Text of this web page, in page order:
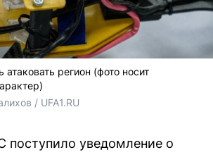
регион (фото носит
/ UFA1.RU
поступило уведомление о